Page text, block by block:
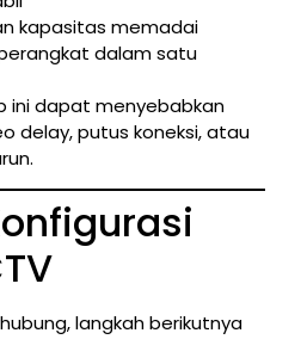
kapasitas memadai
dalam satu
ini dapat menyebabkan
delay, putus koneksi, atau
langkah berikutnya